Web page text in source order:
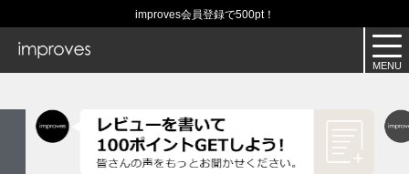
improves会員登録で500pt！